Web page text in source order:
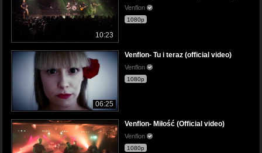
10:23
Venflon
1080p
06:25
Venflon- Tu i teraz (official video)
Venflon
1080p
Venflon- Miłość (Official video)
Venflon
1080p